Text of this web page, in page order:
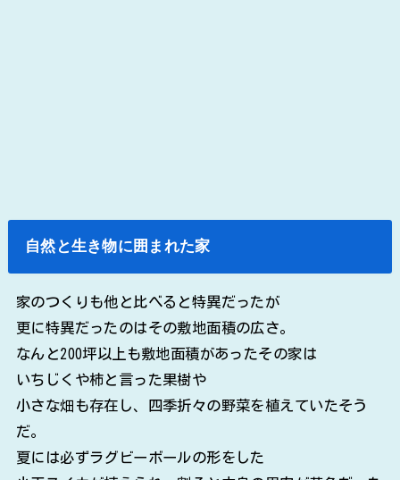
自然と生き物に囲まれた家
家のつくりも他と比べると特異だったが
更に特異だったのはその敷地面積の広さ。
なんと200坪以上も敷地面積があったその家は
いちじくや柿と言った果樹や
小さな畑も存在し、四季折々の野菜を植えていたそう
だ。
夏には必ずラグビーボールの形をした